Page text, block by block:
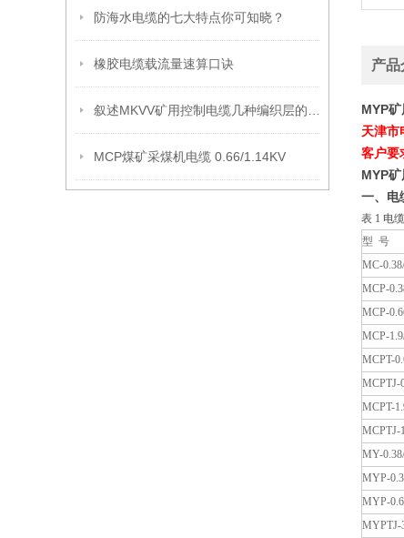
防海水电缆的七大特点你可知晓？
橡胶电缆载流量速算口诀
MCP煤矿采煤机电缆 0.66/1.14KV
产品
MYP
天津市
客户要
MYP
一、电
表 1 电
型 号
MC-
MCP-
MCP-
MCP-
MCPT-
MCPTJ-
MCPT-
MCPTJ-
MY-
MYP-
MYP-
MYPTJ-